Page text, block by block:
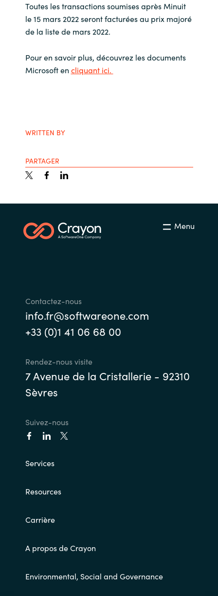
Kingdom of Saudi Arabia
Kuwait
Latvia
Oman
Philippines
Romania
Slovenia
United Kingdom
United States
Toutes les transactions soumises après Minuit
le 15 mars 2022 seront facturées au prix majoré
de la liste de mars 2022.
Pour en savoir plus, découvrez les documents
Microsoft en cliquant ici.
WRITTEN BY
PARTAGER
Menu
Contactez-nous
info.fr@softwareone.com
+33 (0)1 41 06 68 00
Rendez-nous visite
7 Avenue de la Cristallerie - 92310
Sèvres
Suivez-nous
Services
Resources
Carrière
A propos de Crayon
Environmental, Social and Governance